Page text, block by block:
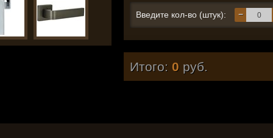
Введите кол-во (штук): −
Итого: 0 руб.